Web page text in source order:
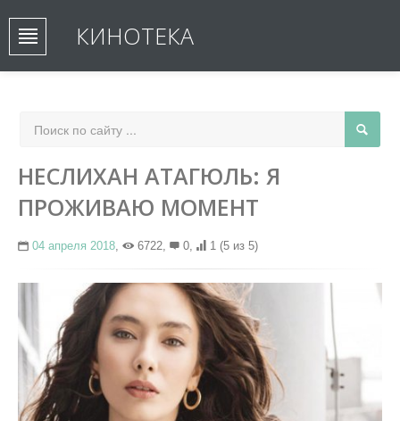
КИНОТЕКА
НЕСЛИХАН АТАГЮЛЬ: Я
ПРОЖИВАЮ МОМЕНТ
04 апреля 2018, 6722, 0, 1 (5 из 5)